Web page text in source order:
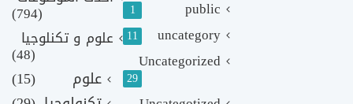
public
1
uncategory
11
Uncategorized
29
(794)
علوم و تكنلوجيا
(48)
علوم
(15)